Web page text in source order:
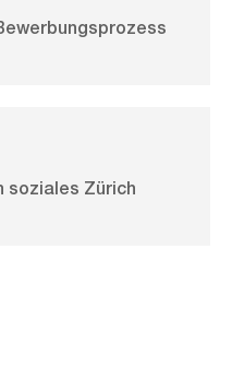
soziales Zürich